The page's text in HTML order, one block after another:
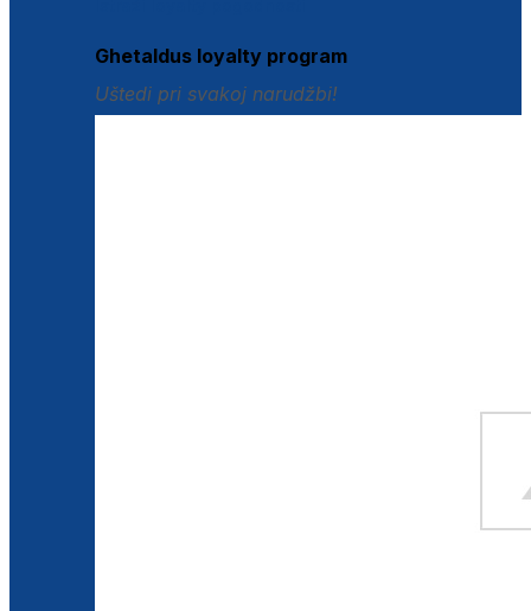
Ghetaldus loyalty program
Uštedi pri svakoj narudžbi!